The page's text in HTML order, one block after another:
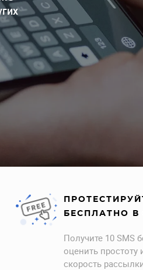
БЕСПЛАТНО
Получите 10 SMS
оценить простоту
скорость